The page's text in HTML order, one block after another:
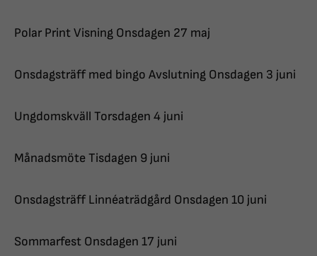
Polar Print Visning Onsdagen 27 maj
Onsdagsträff med bingo Avslutning Onsdagen 3 juni
Ungdomskväll Torsdagen 4 juni
Månadsmöte Tisdagen 9 juni
Onsdagsträff Linnéaträdgård Onsdagen 10 juni
Sommarfest Onsdagen 17 juni